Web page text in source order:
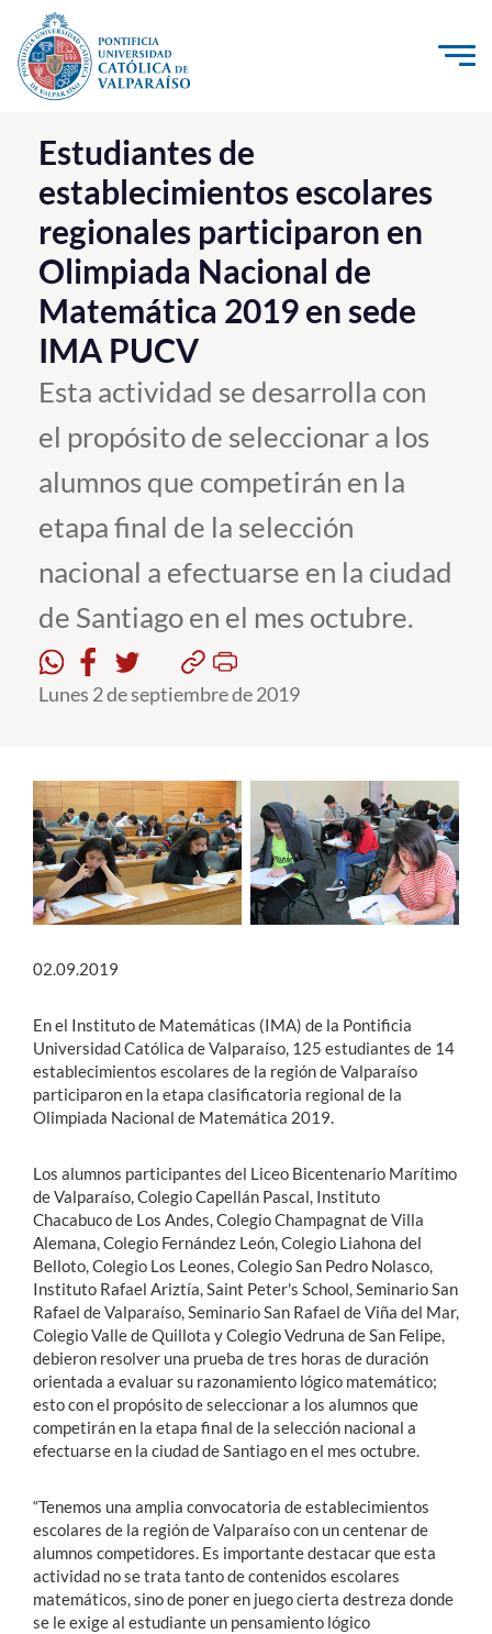
Click acá para ir directamente al contenido
La Universidad
Investigación, Creación e Innovación
PUCV Internacional
Vinculación con el Medio
Admisión
Pregrado
Postgrado
Formación Continua
Funcionarios
Alumni
Estudiantes de
establecimientos escolares
regionales participaron en
Olimpiada Nacional de
Matemática 2019 en sede
IMA PUCV
Esta actividad se desarrolla con
el propósito de seleccionar a los
alumnos que competirán en la
etapa final de la selección
nacional a efectuarse en la ciudad
de Santiago en el mes octubre.
Lunes 2 de septiembre de 2019
02.09.2019
En el Instituto de Matemáticas (IMA) de la Pontificia
Universidad Católica de Valparaíso, 125 estudiantes de 14
establecimientos escolares de la región de Valparaíso
participaron en la etapa clasificatoria regional de la
Olimpiada Nacional de Matemática 2019.
Los alumnos participantes del Liceo Bicentenario Marítimo
de Valparaíso, Colegio Capellán Pascal, Instituto
Chacabuco de Los Andes, Colegio Champagnat de Villa
Alemana, Colegio Fernández León, Colegio Liahona del
Belloto, Colegio Los Leones, Colegio San Pedro Nolasco,
Instituto Rafael Ariztía, Saint Peter's School, Seminario San
Rafael de Valparaíso, Seminario San Rafael de Viña del Mar,
Colegio Valle de Quillota y Colegio Vedruna de San Felipe,
debieron resolver una prueba de tres horas de duración
orientada a evaluar su razonamiento lógico matemático;
esto con el propósito de seleccionar a los alumnos que
competirán en la etapa final de la selección nacional a
efectuarse en la ciudad de Santiago en el mes octubre.
“Tenemos una amplia convocatoria de establecimientos
escolares de la región de Valparaíso con un centenar de
alumnos competidores. Es importante destacar que esta
actividad no se trata tanto de contenidos escolares
matemáticos, sino de poner en juego cierta destreza donde
se le exige al estudiante un pensamiento lógico